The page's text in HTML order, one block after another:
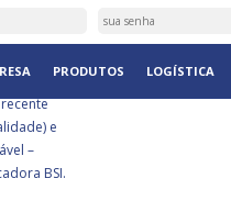
PRODUTOS LOGÍSTICA
e
–
BSI.